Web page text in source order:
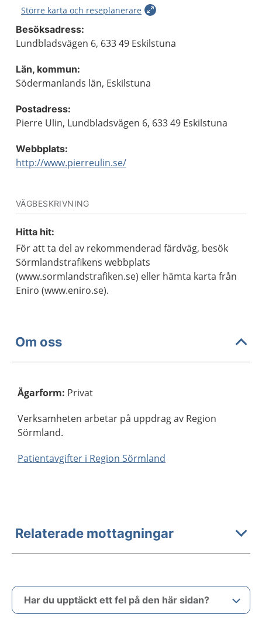
Större karta och reseplanerare
Besöksadress:
Lundbladsvägen 6, 633 49 Eskilstuna
Län, kommun:
Södermanlands län, Eskilstuna
Postadress:
Pierre Ulin, Lundbladsvägen 6, 633 49 Eskilstuna
Webbplats:
http://www.pierreulin.se/
VÄGBESKRIVNING
Hitta hit:
För att ta del av rekommenderad färdväg, besök
Sörmlandstrafikens webbplats
(www.sormlandstrafiken.se) eller hämta karta från
Eniro (www.eniro.se).
Om oss
Ägarform: Privat
Verksamheten arbetar på uppdrag av Region
Sörmland.
Patientavgifter i Region Sörmland
Relaterade mottagningar
Har du upptäckt ett fel på den här sidan?